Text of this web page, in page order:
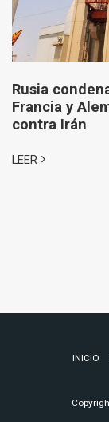
Rusia
Francia y
contra Irán
LEER
INICIO